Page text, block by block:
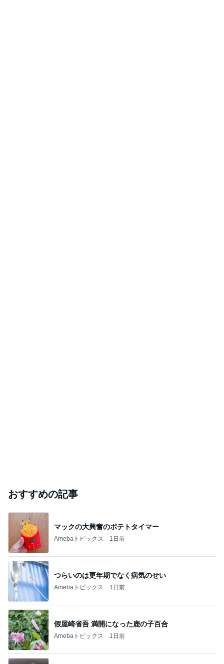
おすすめの記事
マックの大興奮のポテトタイマー
Amebaトピックス 1日前
つらいのは更年期でなく病気のせい
Amebaトピックス 1日前
假屋崎省吾 満開になった鹿の子百合
Amebaトピックス 1日前